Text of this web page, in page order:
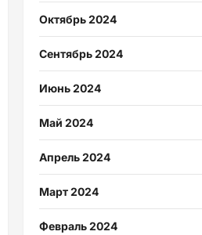
Октябрь 2024
Сентябрь 2024
Июнь 2024
Май 2024
Апрель 2024
Март 2024
Февраль 2024